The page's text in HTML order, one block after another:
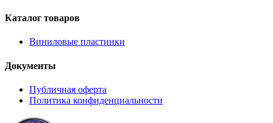
Каталог товаров
Виниловые пластинки
Документы
Публичная оферта
Политика конфиденциальности